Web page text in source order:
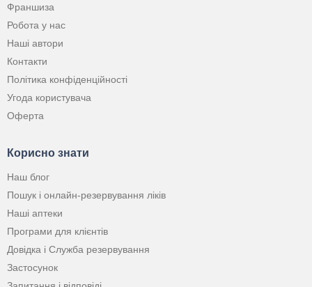
Франшиза
Робота у нас
Наші автори
Контакти
Політика конфіденційності
Угода користувача
Оферта
Корисно знати
Наш блог
Пошук і онлайн-резервування ліків
Наші аптеки
Програми для клієнтів
Довідка і Служба резервування
Застосунок